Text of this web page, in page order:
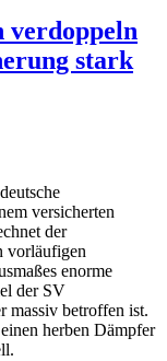
verdoppeln
stark
versicherten
der
vorläufigen
enorme
der SV
massiv betroffen ist.
herben Dämpfer